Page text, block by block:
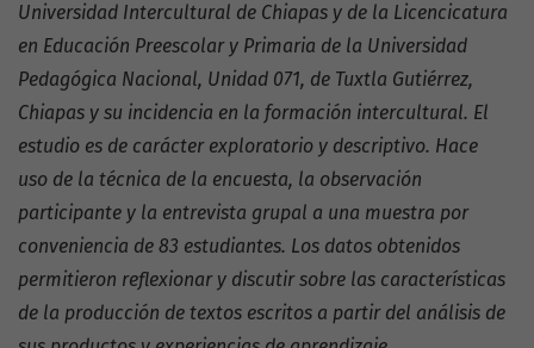
Universidad Intercultural de Chiapas y de la Licencicatura
en Educación Preescolar y Primaria de la Universidad
Pedagógica Nacional, Unidad 071, de Tuxtla Gutiérrez,
Chiapas y su incidencia en la formación intercultural. El
estudio es de carácter exploratorio y descriptivo. Hace
uso de la técnica de la encuesta, la observación
participante y la entrevista grupal a una muestra por
conveniencia de 83 estudiantes. Los datos obtenidos
permitieron reflexionar y discutir sobre las características
de la producción de textos escritos a partir del análisis de